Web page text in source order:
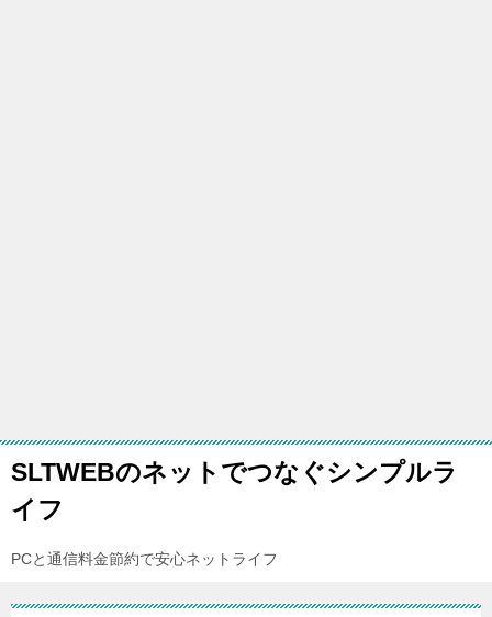
SLTWEBのネットでつなぐシンプルラ
イフ
PCと通信料金節約で安心ネットライフ